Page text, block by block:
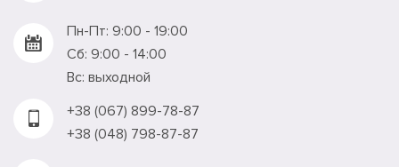
Пн-Пт: 9:00 - 19:00
Сб: 9:00 - 14:00
Вс: выходной
+38 (067) 899-78-87
+38 (048) 798-87-87